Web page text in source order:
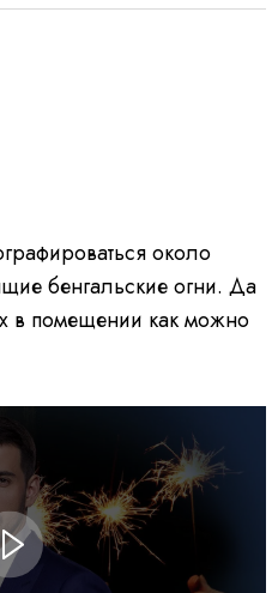
около
бенгальские огни. Да
в помещении как можно